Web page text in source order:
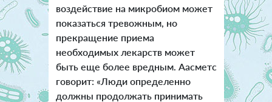
воздействие на микробиом может
показаться тревожным, но
прекращение приема
необходимых лекарств может
быть еще более вредным. Аасметс
говорит: «Люди определенно
должны продолжать принимать